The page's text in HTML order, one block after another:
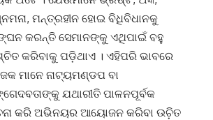
ମନ୍ତ୍ରହୀନ ହୋଇ ବିଧିବିଧାନକୁ
କରନ୍ତି ସେମାନଙ୍କୁ ଏଥିପାଇଁ ବହୁ
କରିବାକୁ ପଡି଼ଥାଏ । ଏହିପରି ଭାବରେ
ମାନେ ନାଟ୍ୟମଣ୍ଡପ ବା
ଯଥାରୀତି ପାଳନପୂର୍ବକ
କରି ଅଭିନୟର ଆୟୋଜନ କରିବା ଉଚି଼ତ